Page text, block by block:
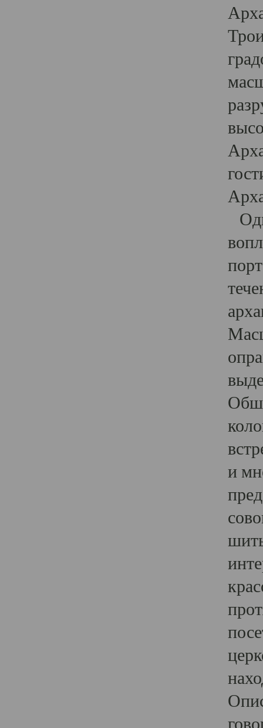
и